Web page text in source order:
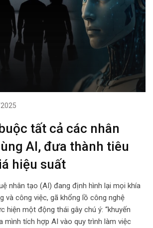
tất cả các nhân
AI, đưa thành tiêu
hiệu suất
nhân tạo (AI) đang định hình lại mọi khía
và công việc, gã khổng lồ công nghệ
hiện một động thái gây chú ý: “khuyến
mình tích hợp AI vào quy trình làm việc